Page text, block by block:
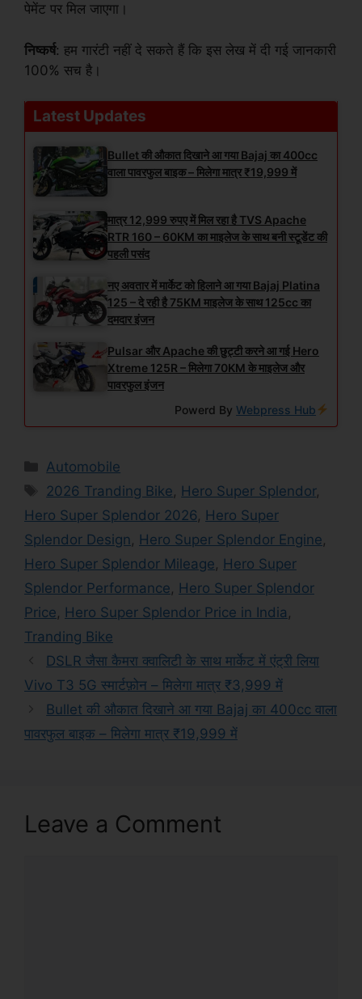
पेमेंट पर मिल जाएगा।
निष्कर्ष: हम गारंटी नहीं दे सकते हैं कि इस लेख में दी गई जानकारी
100% सच है।
Latest Updates
Bullet की औकात दिखाने आ गया Bajaj का 400cc
वाला पावरफुल बाइक – मिलेगा मात्र ₹19,999 में
मात्र 12,999 रुपए में मिल रहा है TVS Apache
RTR 160 – 60KM का माइलेज के साथ बनी स्टूडेंट की
पहली पसंद
नए अवतार में मार्केट को हिलाने आ गया Bajaj Platina
125 – दे रही है 75KM माइलेज के साथ 125cc का
दमदार इंजन
Pulsar और Apache की छुट्टी करने आ गई Hero
Xtreme 125R – मिलेगा 70KM के माइलेज और
पावरफुल इंजन
Powerd ByWebpress Hub
Categories
Automobile
Tags
2026 Tranding Bike Hero Super Splendor,
Hero Super Splendor 2026
Hero Super
Splendor Design
Hero Super Splendor Engine
Hero Super Splendor Mileage
Hero Super
Splendor Performance
Hero Super Splendor
Price
Hero Super Splendor Price in India
Tranding Bike
DSLR जैसा कैमरा क्वालिटी के साथ मार्केट में एंट्री लिया
Vivo T3 5G स्मार्टफ़ोन – मिलेगा मात्र ₹3,999 में
Bullet की औकात दिखाने आ गया Bajaj का 400cc वाला
पावरफुल बाइक – मिलेगा मात्र ₹19,999 में
Leave a Comment